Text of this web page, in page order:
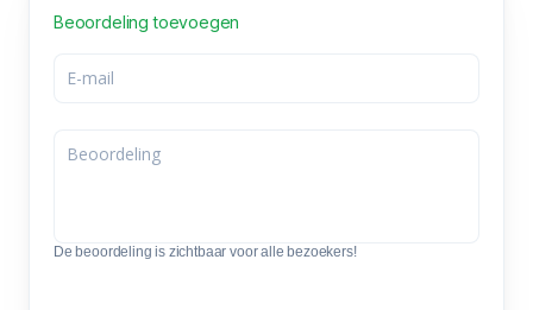
Beoordeling toevoegen
De beoordeling is zichtbaar voor alle bezoekers!